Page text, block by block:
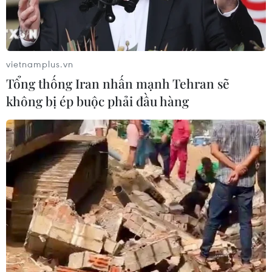
trật tự và điều tiết giãn cách phù hợp.
Để có thể cùng Chính phủ và cả nước thực hiện
thành công chiến dịch tiêm chủng này giữa lúc
dịch bệnh đang căng thẳng, nhiều chuyên gia
ngành y tế kêu gọi người dân bình tĩnh, nghiêm
túc chấp hành, thực hiện khai báo chính xác
thông tin, hướng dẫn của Bộ Y tế về việc đăng
ký tiêm qua ứng dụng hồ sơ điện tử tại App Hồ
sơ sức khỏe.
Đặc biệt, người dân đến bệnh viện cần theo
đúng thời gian hẹn, phối hợp đúng hướng dẫn
phân luồng của nhân viên y tế để công tác tiếp
đón, triển khai tiêm được diễn ra hiệu quả, đảm
bảo an toàn cộng đồng./.
vietnamplus.vn
Tổng thống Iran nhấn mạnh Tehran sẽ
không bị ép buộc phải đầu hàng